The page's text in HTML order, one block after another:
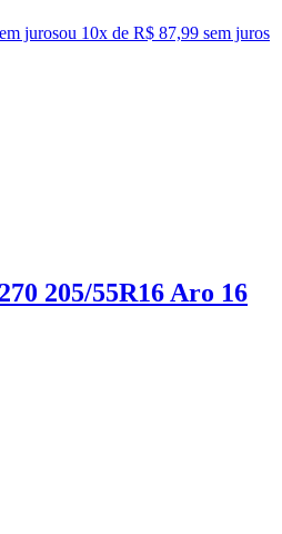
jurosou 10x de R$ 87,99 sem juros
205/55R16 Aro 16